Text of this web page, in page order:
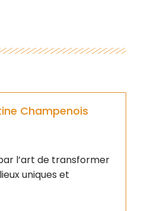
Champenois
l’art de transformer
uniques et